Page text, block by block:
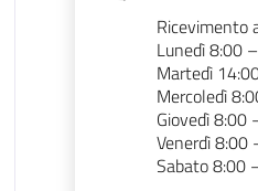
Ricevimento
Lunedì 8:00
Martedì
Mercoledì
Giovedì 8:00
Venerdì 8:00
Sabato 8:00